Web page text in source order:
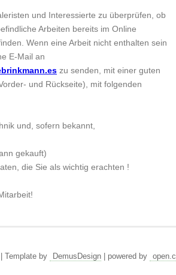
und Interessierte zu überprüfen, ob
Arbeiten bereits im Online
Wenn eine Arbeit nicht enthalten sein
E-Mail an
zu senden, mit einer guten
und Rückseite), mit folgenden
und, sofern bekannt,
gekauft)
die Sie als wichtig erachten !
Template by DemusDesign| powered by